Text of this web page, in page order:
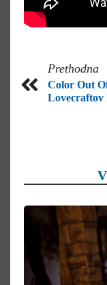
Prethodna
Color Out